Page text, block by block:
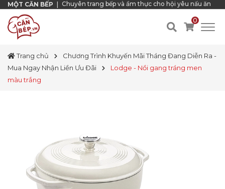
MỘT CĂN BẾP Chuyên trang bếp và ẩm thực cho hội yêu nấu ăn
0
Trang chủ
Chương Trình Khuyến Mãi Tháng Đang Diễn Ra -
Mua Ngay Nhận Liền Ưu Đãi
Lodge - Nồi gang tráng men
màu trắng